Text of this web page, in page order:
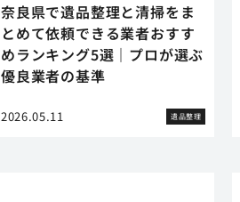
奈良県で遺品整理と清掃をま
とめて依頼できる業者おすす
めランキング5選｜プロが選ぶ
優良業者の基準
2026.05.11 遺品整理